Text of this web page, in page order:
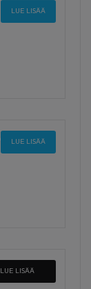
LUE LISÄÄ
LUE LISÄÄ
LUE LISÄÄ